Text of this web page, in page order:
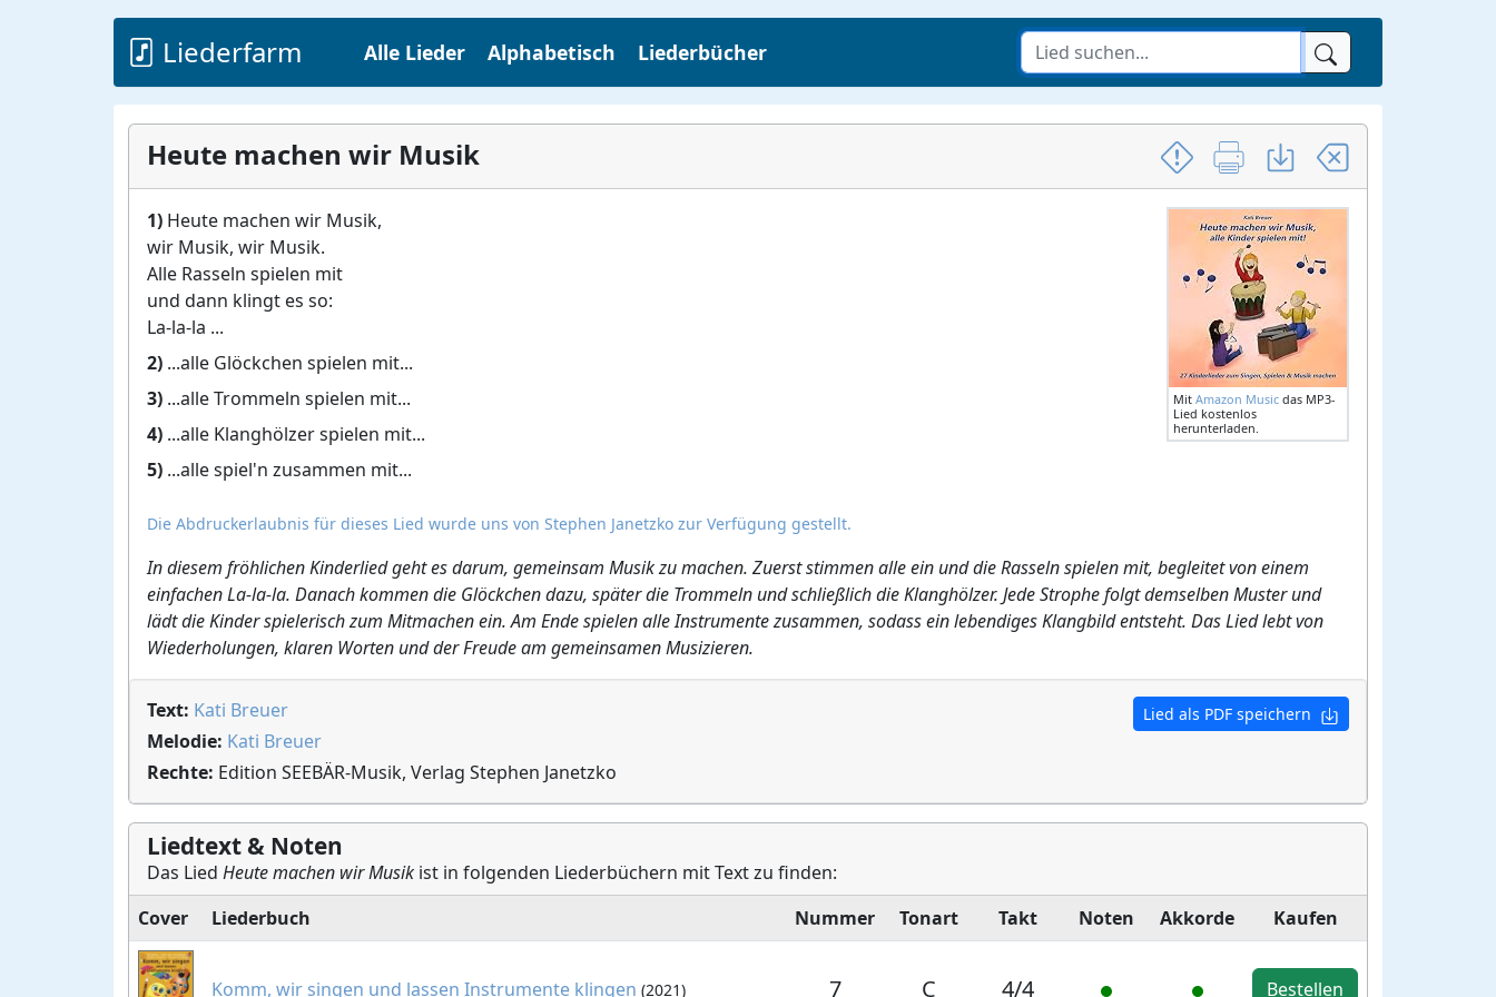
Liederfarm Alle Lieder Alphabetisch Liederbücher
Heute machen wir Musik
Mit Amazon Music das MP3-
Lied kostenlos
herunterladen.
1) Heute machen wir Musik,
wir Musik, wir Musik.
Alle Rasseln spielen mit
und dann klingt es so:
La-la-la ...
2) ...alle Glöckchen spielen mit...
3) ...alle Trommeln spielen mit...
4) ...alle Klanghölzer spielen mit...
5) ...alle spiel'n zusammen mit...
Die Abdruckerlaubnis für dieses Lied wurde uns von Stephen Janetzko zur Verfügung gestellt.
In diesem fröhlichen Kinderlied geht es darum, gemeinsam Musik zu machen. Zuerst stimmen alle ein und die Rasseln spielen mit, begleitet von einem
einfachen La-la-la. Danach kommen die Glöckchen dazu, später die Trommeln und schließlich die Klanghölzer. Jede Strophe folgt demselben Muster und
lädt die Kinder spielerisch zum Mitmachen ein. Am Ende spielen alle Instrumente zusammen, sodass ein lebendiges Klangbild entsteht. Das Lied lebt von
Wiederholungen, klaren Worten und der Freude am gemeinsamen Musizieren.
Lied als PDF speichern
Text: Kati Breuer
Melodie: Kati Breuer
Rechte: Edition SEEBÄR-Musik, Verlag Stephen Janetzko
Liedtext & Noten
Das Lied Heute machen wir Musik ist in folgenden Liederbüchern mit Text zu finden:
Cover
Liederbuch Nummer Tonart Takt Noten Akkorde Kaufen
Komm, wir singen und lassen Instrumente klingen (2021) 7 C 4/4 Bestellen